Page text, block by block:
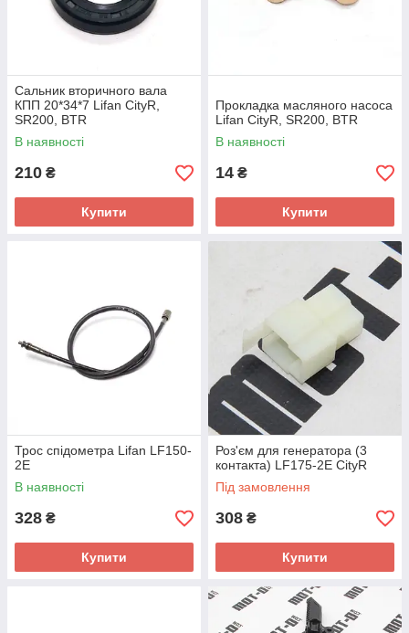
Сальник вторичного вала
КПП 20*34*7 Lifan CityR,
SR200, BTR
В наявності
210 ₴
Купити
Прокладка масляного насоса
Lifan CityR, SR200, BTR
В наявності
14 ₴
Купити
Трос спідометра Lifan LF150-
2E
В наявності
328 ₴
Купити
Роз'єм для генератора (3
контакта) LF175-2E CityR
Під замовлення
308 ₴
Купити